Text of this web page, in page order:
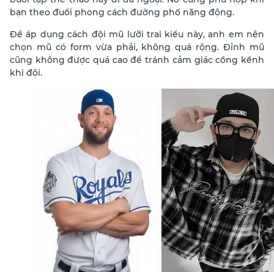
bạn theo đuổi phong cách đường phố năng động.
Để áp dụng cách đội mũ lưỡi trai kiểu này, anh em nên
chọn mũ có form vừa phải, không quá rộng. Đỉnh mũ
cũng không được quá cao để tránh cảm giác cồng kềnh
khi đội.